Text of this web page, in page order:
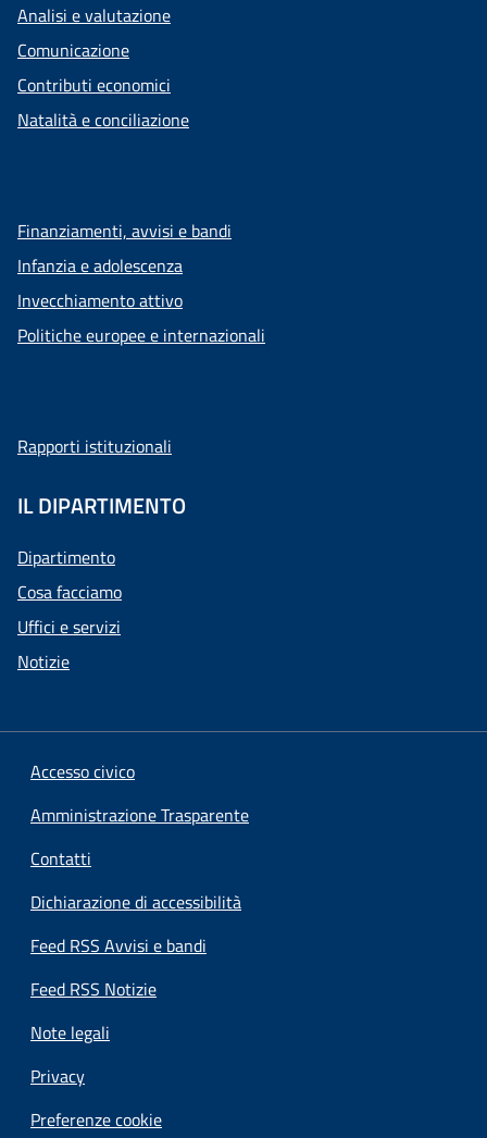
Analisi e valutazione
Comunicazione
Contributi economici
Natalità e conciliazione
Finanziamenti, avvisi e bandi
Infanzia e adolescenza
Invecchiamento attivo
Politiche europee e internazionali
Rapporti istituzionali
IL DIPARTIMENTO
Dipartimento
Cosa facciamo
Uffici e servizi
Notizie
Accesso civico
Amministrazione Trasparente
Contatti
Dichiarazione di accessibilità
Feed RSS Avvisi e bandi
Feed RSS Notizie
Note legali
Privacy
Preferenze cookie